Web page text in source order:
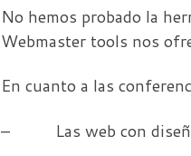
No hemos probado la
Webmaster tools nos
En cuanto a las
– Las web con diseño